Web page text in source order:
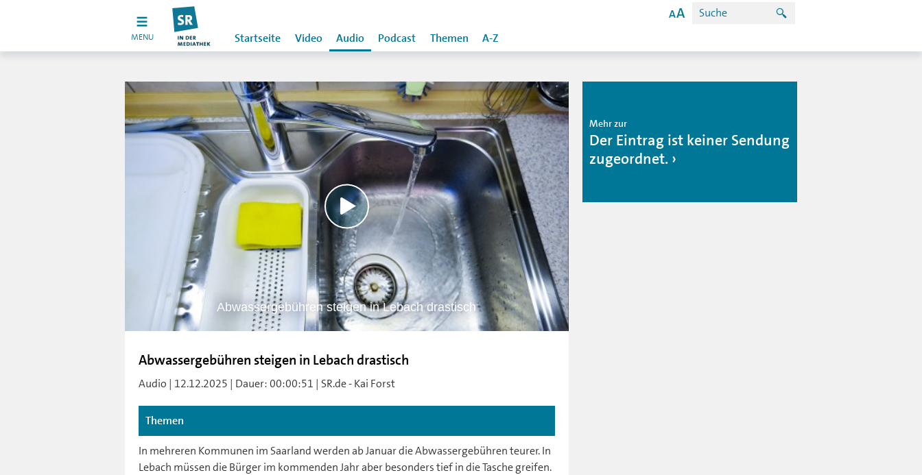
MENU Startseite Video Audio Podcast Themen A-Z
Abwassergebühren steigen in Lebach drastisch
Abwassergebühren steigen in Lebach drastisch
Audio | 12.12.2025 | Dauer: 00:00:51 | SR.de - Kai Forst
Themen
In mehreren Kommunen im Saarland werden ab Januar die Abwassergebühren teurer. In
Lebach müssen die Bürger im kommenden Jahr aber besonders tief in die Tasche greifen.
Mehr zur
Der Eintrag ist keiner Sendung
zugeordnet.